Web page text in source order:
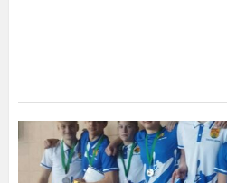
Tarptautinis
kanupolo
irklavimo